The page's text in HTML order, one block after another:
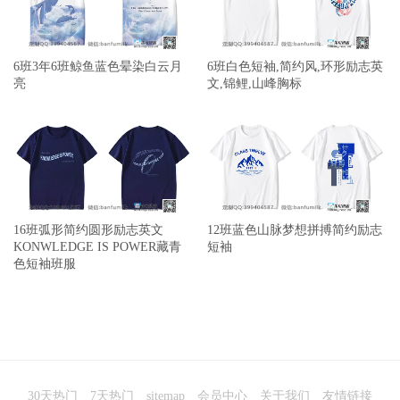
6班3年6班鲸鱼蓝色晕染白云月
亮
6班白色短袖,简约风,环形励志英
文,锦鲤,山峰胸标
16班弧形简约圆形励志英文
KONWLEDGE IS POWER藏青
色短袖班服
12班蓝色山脉梦想拼搏简约励志
短袖
30天热门 7天热门 sitemap 会员中心 关于我们 友情链接